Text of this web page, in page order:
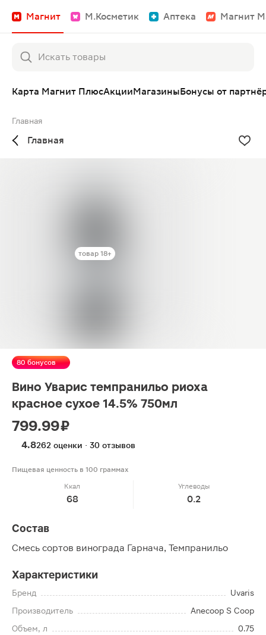
Магнит М.Косметик Аптека Магнит
Карта Магнит ПлюсАкцииМагазиныБонусы от
Главная
Главная
товар 18+
80 бонусов
Вино Уварис темпранильо риоха
красное сухое 14.5% 750мл
799.99 ₽
4.8262 оценки · 30 отзывов
Пищевая ценность в 100 граммах
Ккал
68
Углеводы
0.2
Состав
Смесь сортов винограда Гарнача, Темпранильо
Характеристики
Бренд
Uvaris
Производитель
Anecoop S Coop
Объем, л
0.75